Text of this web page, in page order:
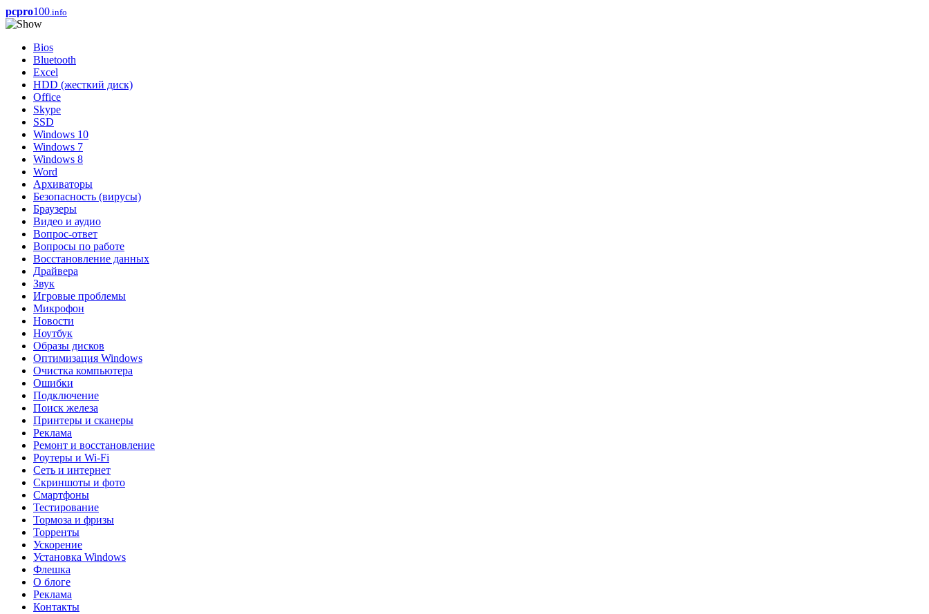
pcpro100.info
Bios
Bluetooth
Excel
HDD (жесткий диск)
Office
Skype
SSD
Windows 10
Windows 7
Windows 8
Word
Архиваторы
Безопасность (вирусы)
Браузеры
Видео и аудио
Вопрос-ответ
Вопросы по работе
Восстановление данных
Драйвера
Звук
Игровые проблемы
Микрофон
Новости
Ноутбук
Образы дисков
Оптимизация Windows
Очистка компьютера
Ошибки
Подключение
Поиск железа
Принтеры и сканеры
Реклама
Ремонт и восстановление
Роутеры и Wi-Fi
Сеть и интернет
Скриншоты и фото
Смартфоны
Тестирование
Тормоза и фризы
Торренты
Ускорение
Установка Windows
Флешка
О блоге
Реклама
Контакты